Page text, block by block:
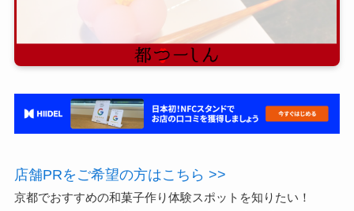
店舗PRをご希望の方はこちら >>
京都でおすすめの和菓子作り体験スポットを知りたい！